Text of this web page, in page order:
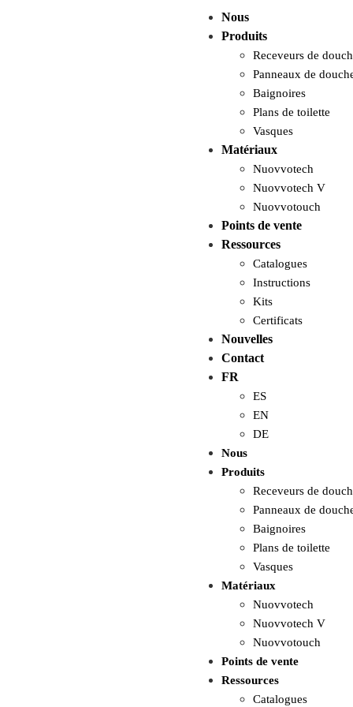
Nous
Produits
Receveurs de
Panneaux de
Baignoires
Plans de toilette
Vasques
Matériaux
Nuovvotech
Nuovvotech V
Nuovvotouch
Points de vente
Ressources
Catalogues
Instructions
Kits
Certificats
Nouvelles
Contact
FR
ES
EN
DE
Nous
Produits
Receveurs de
Panneaux de
Baignoires
Plans de toilette
Vasques
Matériaux
Nuovvotech
Nuovvotech V
Nuovvotouch
Points de vente
Ressources
Catalogues